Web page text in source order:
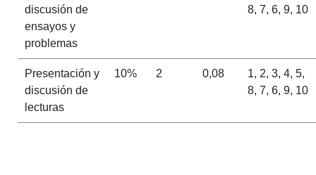
discusión de
ensayos y
problemas
8, 7, 6, 9, 10
Presentación y
discusión de
lecturas
10% 2 0,08
1, 2, 3, 4, 5,
8, 7, 6, 9, 10